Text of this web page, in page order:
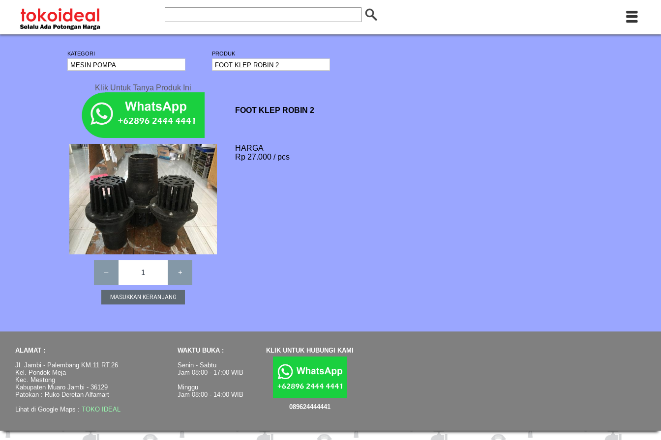
KATEGORI PRODUK
Klik Untuk Tanya Produk Ini
FOOT KLEP ROBIN 2
HARGA
Rp 27.000 / pcs
– 1 +
ALAMAT :
Jl. Jambi - Palembang KM.11 RT.26
Kel. Pondok Meja
Kec. Mestong
Kabupaten Muaro Jambi - 36129
Patokan : Ruko Deretan Alfamart
Lihat di Google Maps : TOKO IDEAL
WAKTU BUKA :
Senin - Sabtu
Jam 08:00 - 17:00 WIB
Minggu
Jam 08:00 - 14:00 WIB
KLIK UNTUK HUBUNGI KAMI
089624444441